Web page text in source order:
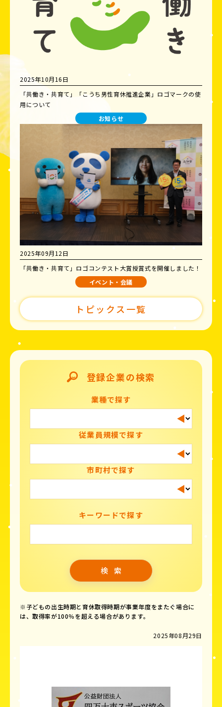
2025年10月16日
「共働き・共育て」「こうち男性育休推進企業」ロゴマークの使
用について
お知らせ
2025年09月12日
「共働き・共育て」ロゴコンテスト大賞授賞式を開催しました！
イベント・会議
トピックス一覧
登録企業の検索
業種で探す
従業員規模で探す
市町村で探す
キーワードで探す
※子どもの出生時期と育休取得時期が事業年度をまたぐ場合に
は、取得率が100％を超える場合があります。
2025年08月29日